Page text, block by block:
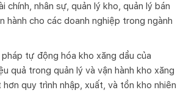
chính, nhân sự, quản lý kho, quản lý bán
hành cho các doanh nghiệp trong ngành
pháp tự động hóa kho xăng dầu của
quả trong quản lý và vận hành kho xăng
quy trình nhập, xuất, và tồn kho nhiên